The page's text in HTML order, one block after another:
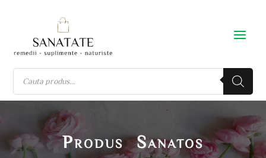
Produs Sanatos